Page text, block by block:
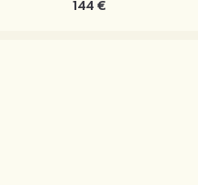
144 €